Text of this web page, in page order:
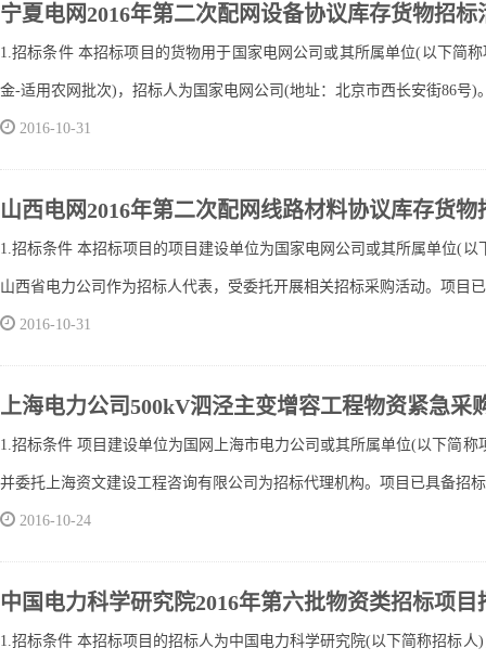
宁夏电网2016年第二次配网设备协议库存货物招标
1.招标条件 本招标项目的货物用于国家电网公司或其所属单位(以下简
金-适用农网批次)，招标人为国家电网公司(地址：北京市西长安街86号
2016-10-31
山西电网2016年第二次配网线路材料协议库存货物
1.招标条件 本招标项目的项目建设单位为国家电网公司或其所属单位(
山西省电力公司作为招标人代表，受委托开展相关招标采购活动。项目
2016-10-31
上海电力公司500kV泗泾主变增容工程物资紧急采
1.招标条件 项目建设单位为国网上海市电力公司或其所属单位(以下简
并委托上海资文建设工程咨询有限公司为招标代理机构。项目已具备招
2016-10-24
中国电力科学研究院2016年第六批物资类招标项目
1.招标条件 本招标项目的招标人为中国电力科学研究院(以下简称招标